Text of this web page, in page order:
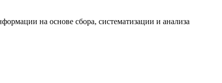
на основе сбора, систематизации и анализа